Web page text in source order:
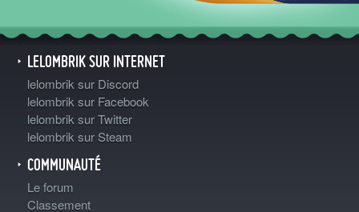
LELOMBRIK SUR INTERNET
lelombrik sur Discord
lelombrik sur Facebook
lelombrik sur Twitter
lelombrik sur Steam
COMMUNAUTÉ
Le forum
Classement